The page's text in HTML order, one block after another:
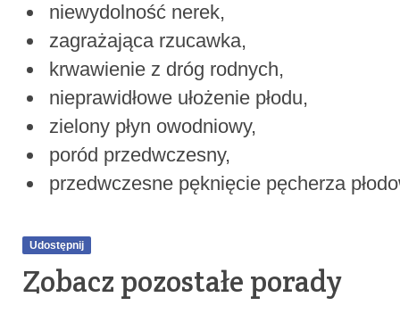
niewydolność nerek,
zagrażająca rzucawka,
krwawienie z dróg rodnych,
nieprawidłowe ułożenie płodu,
zielony płyn owodniowy,
poród przedwczesny,
przedwczesne pęknięcie pęcherza
Udostępnij
Zobacz pozostałe porady